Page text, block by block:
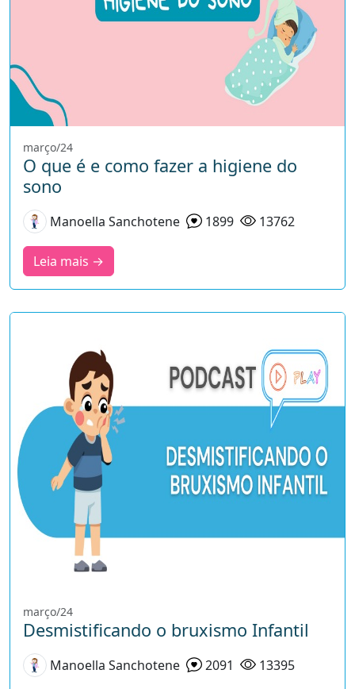
março/24
O que é e como fazer a higiene do
sono
Manoella Sanchotene 1899 13762
Leia mais →
março/24
Desmistificando o bruxismo Infantil
Manoella Sanchotene 2091 13395